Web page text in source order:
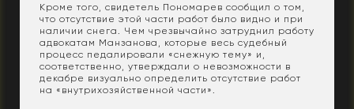
Кроме того, свидетель Пономарев сообщил о том,
что отсутствие этой части работ было видно и при
наличии снега. Чем чрезвычайно затруднил работу
адвокатам Манзанова, которые весь судебный
процесс педалировали «снежную тему» и,
соответственно, утверждали о невозможности в
декабре визуально определить отсутствие работ
на «внутрихозяйственной части».